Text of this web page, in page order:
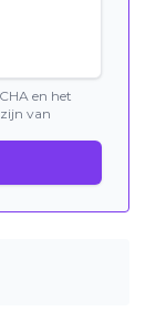
en het
zijn van